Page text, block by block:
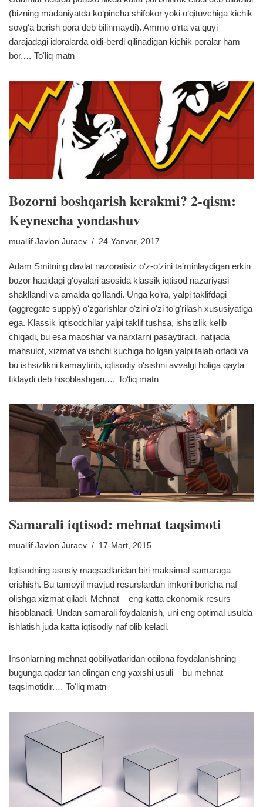
(bizning madaniyatda ko‘pincha shifokor yoki o‘qituvchiga kichik
sovg‘a berish pora deb bilinmaydi). Ammo o‘rta va quyi
darajadagi idoralarda oldi-berdi qilinadigan kichik poralar ham
bor.… Toʻliq matn
Bozorni boshqarish kerakmi? 2-qism:
Keynescha yondashuv
muallif Javlon Juraev 24-Yanvar, 2017
Adam Smitning davlat nazoratisiz oʻz-oʻzini taʼminlaydigan erkin
bozor haqidagi gʻoyalari asosida klassik iqtisod nazariyasi
shakllandi va amalda qoʻllandi. Unga koʻra, yalpi taklifdagi
(aggregate supply) oʻzgarishlar oʻzini oʻzi toʻgʻrilash xususiyatiga
ega. Klassik iqtisodchilar yalpi taklif tushsa, ishsizlik kelib
chiqadi, bu esa maoshlar va narxlarni pasaytiradi, natijada
mahsulot, xizmat va ishchi kuchiga boʻlgan yalpi talab ortadi va
bu ishsizlikni kamaytirib, iqtisodiy oʻsishni avvalgi holiga qayta
tiklaydi deb hisoblashgan.… Toʻliq matn
Samarali iqtisod: mehnat taqsimoti
muallif Javlon Juraev 17-Mart, 2015
Iqtisodning asosiy maqsadlaridan biri maksimal samaraga
erishish. Bu tamoyil mavjud resurslardan imkoni boricha naf
olishga xizmat qiladi. Mehnat – eng katta ekonomik resurs
hisoblanadi. Undan samarali foydalanish, uni eng optimal usulda
ishlatish juda katta iqtisodiy naf olib keladi.
Insonlarning mehnat qobiliyatlaridan oqilona foydalanishning
bugunga qadar tan olingan eng yaxshi usuli – bu mehnat
taqsimotidir.… Toʻliq matn